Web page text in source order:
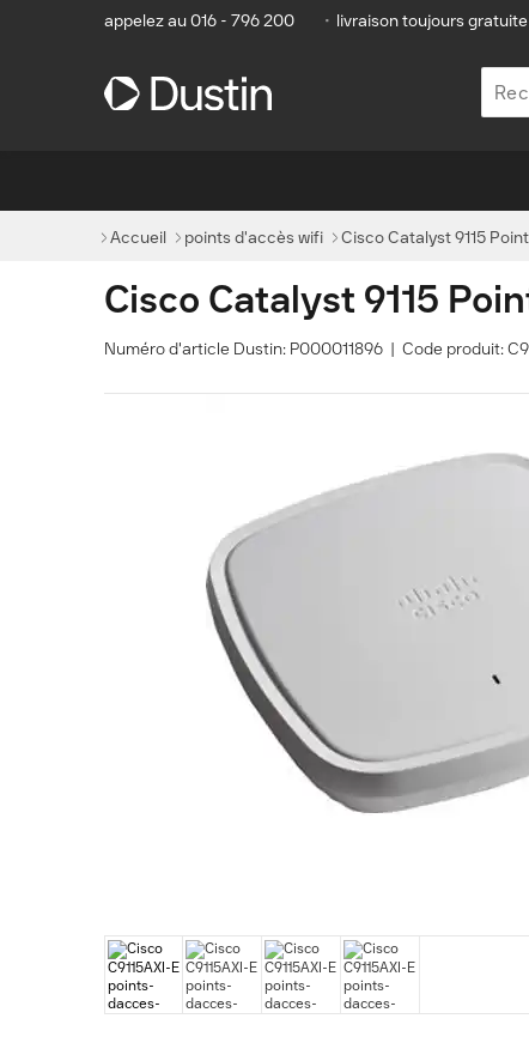
appelez au 016 - 796 200 • livraison toujours gratuite
Accueil points d'accès wifi Cisco Catalyst 9115
Cisco Catalyst 9115
Numéro d'article Dustin: P000011896 | Code produit: